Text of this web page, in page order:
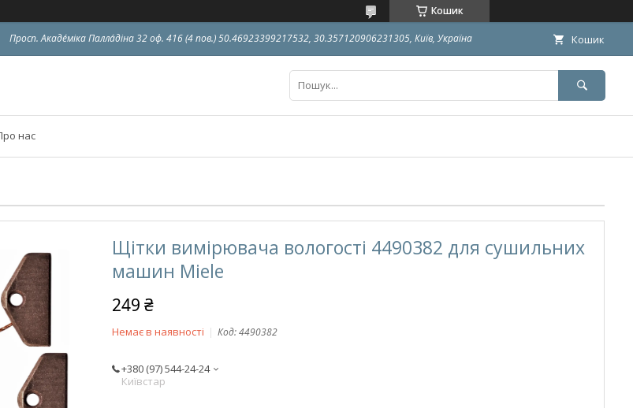
Кошик
Просп. Акаде́міка Палла́діна 32 оф. 416 (4 пов.) 50.46923399217532, 30.357120906231305, Київ, Україна Кошик
нас
Щітки вимірювача вологості 4490382 для сушильних
машин Miele
249 ₴
Немає в наявності Код:4490382
+380 (97) 544-24-24
Київстар